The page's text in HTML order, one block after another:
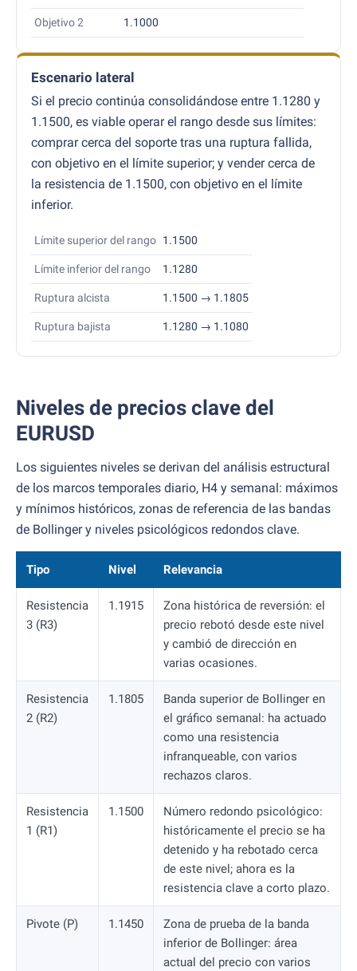
Objetivo 2 1.1000
Escenario lateral
Si el precio continúa consolidándose entre 1.1280 y
1.1500, es viable operar el rango desde sus límites:
comprar cerca del soporte tras una ruptura fallida,
con objetivo en el límite superior; y vender cerca de
la resistencia de 1.1500, con objetivo en el límite
inferior.
Límite superior del rango 1.1500
Límite inferior del rango 1.1280
Ruptura alcista 1.1500 → 1.1805
Ruptura bajista 1.1280 → 1.1080
Niveles de precios clave del
EURUSD
Los siguientes niveles se derivan del análisis estructural
de los marcos temporales diario, H4 y semanal: máximos
y mínimos históricos, zonas de referencia de las bandas
de Bollinger y niveles psicológicos redondos clave.
Tipo Nivel Relevancia
Resistencia
3 (R3)
1.1915
Zona histórica de reversión: el
precio rebotó desde este nivel
y cambió de dirección en
varias ocasiones.
Resistencia
2 (R2)
1.1805
Banda superior de Bollinger en
el gráfico semanal: ha actuado
como una resistencia
infranqueable, con varios
rechazos claros.
Resistencia
1 (R1)
1.1500
Número redondo psicológico:
históricamente el precio se ha
detenido y ha rebotado cerca
de este nivel; ahora es la
resistencia clave a corto plazo.
Pivote (P) 1.1450
Zona de prueba de la banda
inferior de Bollinger: área
actual del precio con varios